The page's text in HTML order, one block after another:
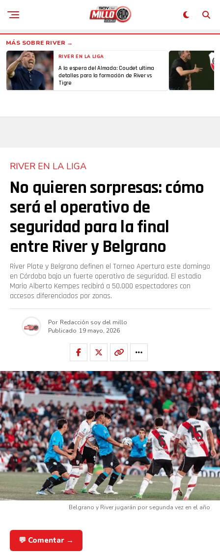
RIVER EN LA LIGA
A la espera del Almada: Coudet ultima
detalles para la formación de River vs
Tigre
RIVER EN LA LIGA
No quieren sorpresas: cómo
será el operativo de
seguridad para la final
entre River y Belgrano
River Plate y Belgrano definen el Torneo Apertura este domingo
en Córdoba bajo un fuerte operativo de seguridad. El estadio
Mario Alberto Kempes recibirá a 50.000 espectadores con
accesos diferenciados por zonas.
Por Redacción soy del millo
Publicado 19 mayo, 2026
Belgrano y River jugarán por segunda vez en el año
💬 Comentar →